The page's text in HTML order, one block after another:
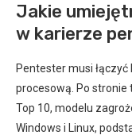
Jakie
w karierze
Pentester musi
procesową. Po stronie
Top 10, modelu
Windows i Linux,